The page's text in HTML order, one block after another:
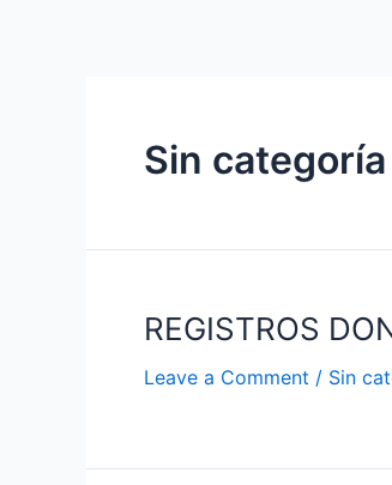
Sin categoría
REGISTROS
Leave a Comment / Sin